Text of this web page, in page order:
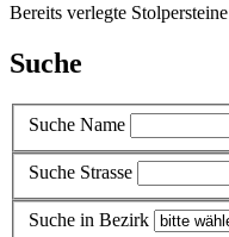
Bereits verlegte Stolpersteine
Suche
Suche Name
Suche Strasse
Suche in Bezirk